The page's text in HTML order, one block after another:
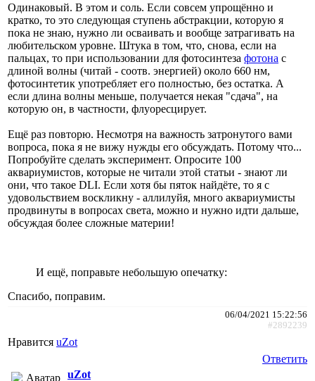
Одинаковый. В этом и соль. Если совсем упрощённо и
кратко, то это следующая ступень абстракции, которую я
пока не знаю, нужно ли осваивать и вообще затрагивать на
любительском уровне. Штука в том, что, снова, если на
пальцах, то при использовании для фотосинтеза фотона с
длиной волны (читай - соотв. энергией) около 660 нм,
фотосинтетик употребляет его полностью, без остатка. А
если длина волны меньше, получается некая "сдача", на
которую он, в частности, флуоресцирует.
Ещё раз повторю. Несмотря на важность затронутого вами
вопроса, пока я не вижу нужды его обсуждать. Потому что...
Попробуйте сделать эксперимент. Опросите 100
аквариумистов, которые не читали этой статьи - знают ли
они, что такое DLI. Если хотя бы пяток найдёте, то я с
удовольствием воскликну - аллилуйя, много аквариумисты
продвинуты в вопросах света, можно и нужно идти дальше,
обсуждая более сложные материи!
И ещё, поправьте небольшую опечатку:
Спасибо, поправим.
06/04/2021 15:22:56
#2892239
Нравится uZot
Ответить
uZot